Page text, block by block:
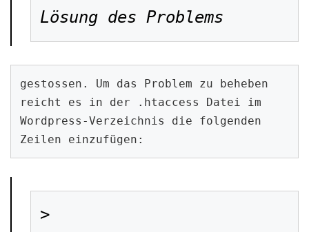
Lösung des Problems
gestossen. Um das Problem zu beheben
reicht es in der .htaccess Datei im
Wordpress-Verzeichnis die folgenden
Zeilen einzufügen:
>